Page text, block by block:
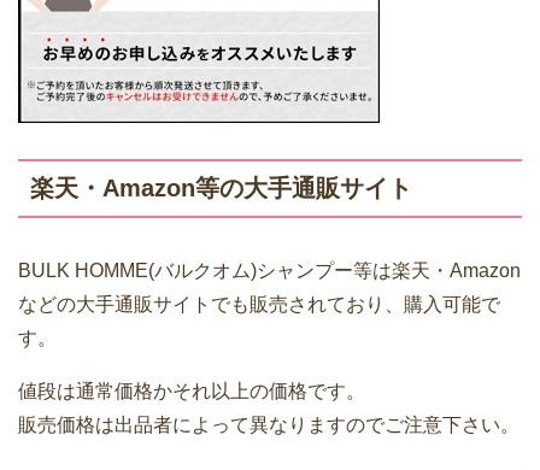
楽天・Amazon等の大手通販サイト
BULK HOMME(バルクオム)シャンプー等は楽天・Amazon
などの大手通販サイトでも販売されており、購入可能で
す。
値段は通常価格かそれ以上の価格です。
販売価格は出品者によって異なりますのでご注意下さい。